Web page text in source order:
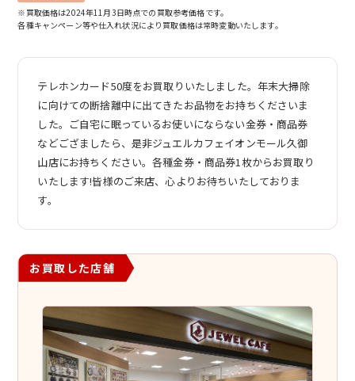
※買取価格は2024年11月3日時点での買取参考価格です。
各種キャンペーン等や仕入れ状況により買取価格は常時変動いたします。
テレホンカード50度をお買取りいたしました。年末大掃除
に向けての断捨離中に出てきたお品物をお持ちくださいま
した。ご自宅に眠っているお使いにならない金券・商品券
などござましたら、是非ジュエルカフェイオンモール久御
山店にお持ちください。各種金券・商品券1枚からお買取り
いたします!皆様のご来店、心よりお待ちいたしておりま
す。
お買取した店舗